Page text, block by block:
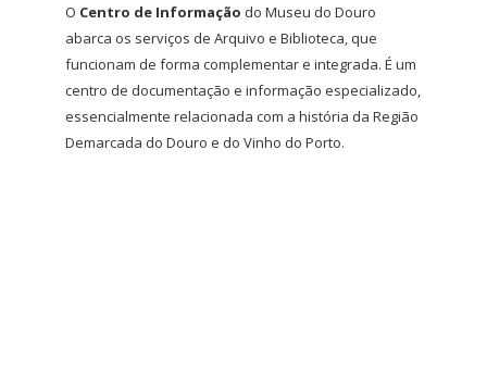
O Centro de Informação do Museu do Douro
abarca os serviços de Arquivo e Biblioteca, que
funcionam de forma complementar e integrada. É um
centro de documentação e informação especializado,
essencialmente relacionada com a história da Região
Demarcada do Douro e do Vinho do Porto.